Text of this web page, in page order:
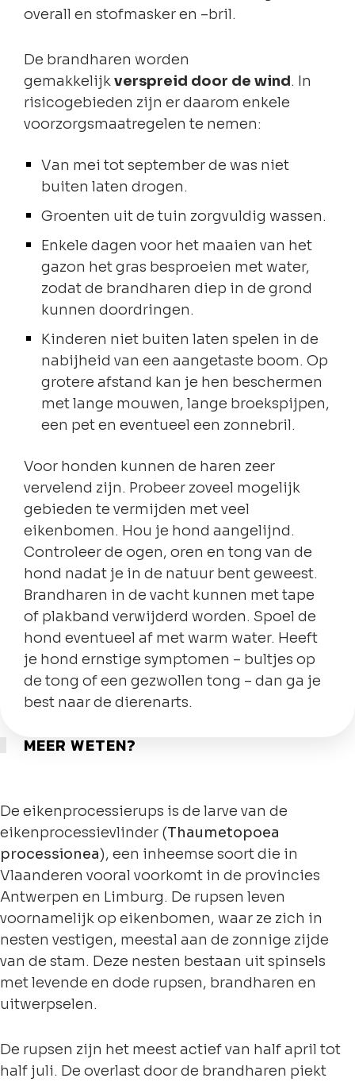
overall en stofmasker en –bril.
De brandharen worden
gemakkelijkverspreid door de wind. In
risicogebieden zijn er daarom enkele
voorzorgsmaatregelen te nemen:
Van mei tot september de was niet
buiten laten drogen.
Groenten uit de tuin zorgvuldig wassen.
Enkele dagen voor het maaien van het
gazon het gras besproeien met water,
zodat de brandharen diep in de grond
kunnen doordringen.
Kinderen niet buiten laten spelen in de
nabijheid van een aangetaste boom. Op
grotere afstand kan je hen beschermen
met lange mouwen, lange broekspijpen,
een pet en eventueel een zonnebril.
Voor honden kunnen de haren zeer
vervelend zijn. Probeer zoveel mogelijk
gebieden te vermijden met veel
eikenbomen. Hou je hond aangelijnd.
Controleer de ogen, oren en tong van de
hond nadat je in de natuur bent geweest.
Brandharen in de vacht kunnen met tape
of plakband verwijderd worden. Spoel de
hond eventueel af met warm water. Heeft
je hond ernstige symptomen – bultjes op
de tong of een gezwollen tong – dan ga je
best naar de dierenarts.
MEER WETEN?
De eikenprocessierups is de larve van de
eikenprocessievlinder (Thaumetopoea
processionea), een inheemse soort die in
Vlaanderen vooral voorkomt in de provincies
Antwerpen en Limburg. De rupsen leven
voornamelijk op eikenbomen, waar ze zich in
nesten vestigen, meestal aan de zonnige zijde
van de stam. Deze nesten bestaan uit spinsels
met levende en dode rupsen, brandharen en
uitwerpselen.
De rupsen zijn het meest actief van half april tot
half juli. De overlast door de brandharen piekt